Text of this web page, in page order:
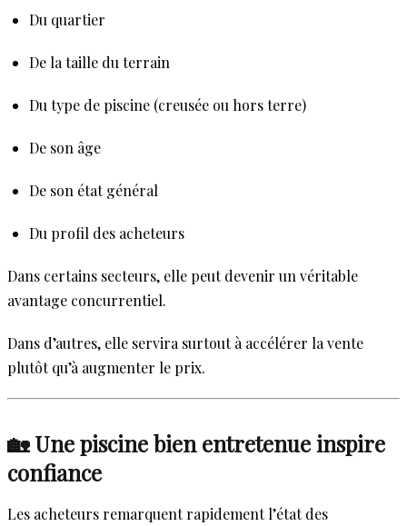
Du quartier
De la taille du terrain
Du type de piscine (creusée ou hors terre)
De son âge
De son état général
Du profil des acheteurs
Dans certains secteurs, elle peut devenir un véritable
avantage concurrentiel.
Dans d’autres, elle servira surtout à accélérer la vente
plutôt qu’à augmenter le prix.
🏡 Une piscine bien entretenue inspire
confiance
Les acheteurs remarquent rapidement l’état des